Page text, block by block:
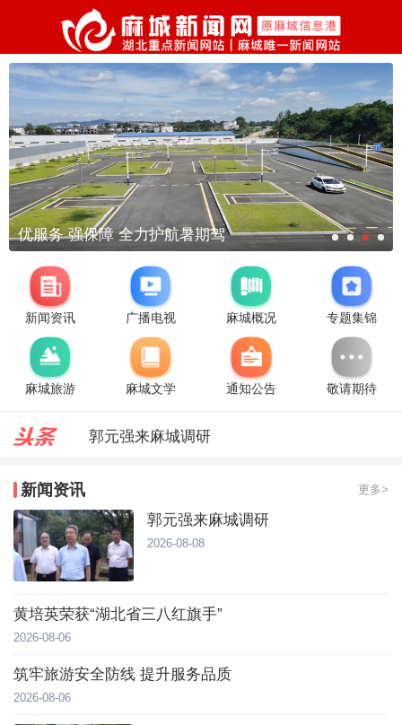
强保障 全力护航暑期驾 裴
新闻资讯 广播电视 麻城概况 专题集锦
麻城旅游 麻城文学 通知公告 敬请期待
郭元强来麻城调研
麻城城区开放6处清凉驿站 打造
新闻资讯 更多>
郭元强来麻城调研
2026-08-08
黄培英荣获“湖北省三八红旗手”
2026-08-06
筑牢旅游安全防线 提升服务品质
2026-08-06